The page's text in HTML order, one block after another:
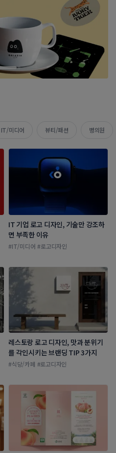
IT/미디어 뷰티/패션 병의원
IT 기업 로고 디자인, 기술만 강조하
#IT/미디어 #로고디자인
레스토랑 로고 디자인, 맛과 분위기
를 각인시키는 브랜딩 TIP 3가지
#식당/카페 #로고디자인